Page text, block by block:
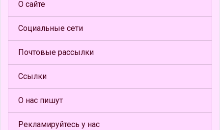
О сайте
Социальные сети
Почтовые рассылки
Ссылки
О нас пишут
Рекламируйтесь у нас